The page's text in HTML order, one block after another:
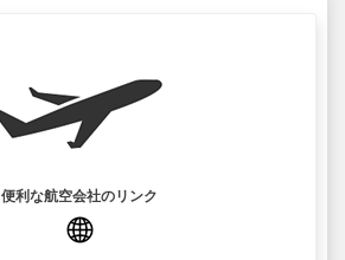
便利な航空会社のリンク